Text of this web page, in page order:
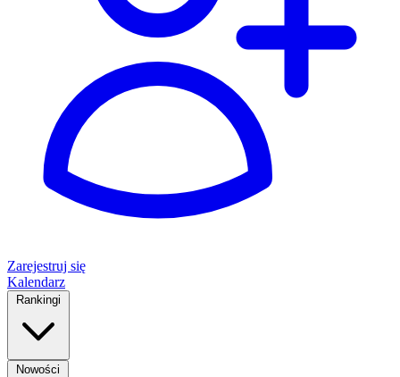
Zarejestruj się
Kalendarz
Rankingi
Nowości